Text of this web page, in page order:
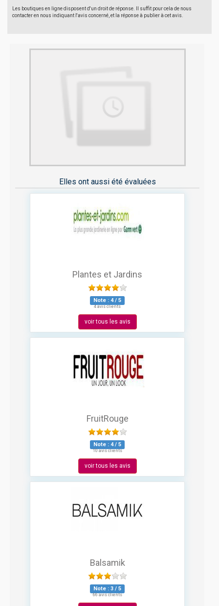
Les boutiques en ligne disposent d'un droit de réponse. Il suffit pour cela de nous
contacter en nous indiquant l'avis concerné, et la réponse à publier à cet avis.
Elles ont aussi été évaluées
Plantes et Jardins
Note : 4/ 5
4 avis clients
voir tous les avis
FruitRouge
Note : 4/ 5
10 avis clients
voir tous les avis
Balsamik
Note : 3 / 5
66 avis clients